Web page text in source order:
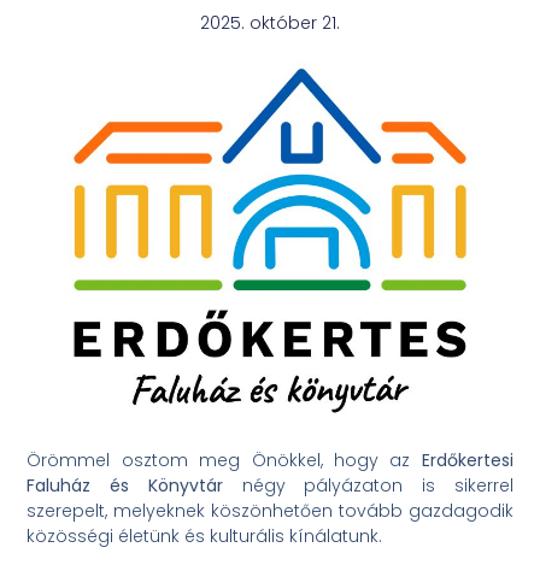
2025. október 21.
Örömmel osztom meg Önökkel, hogy az Erdőkertesi
Faluház és Könyvtárnégy pályázaton is sikerrel
szerepelt, melyeknek köszönhetően tovább gazdagodik
közösségi életünk és kulturális kínálatunk.